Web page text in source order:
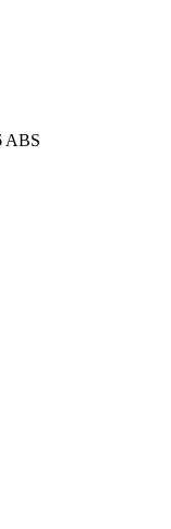
ABS